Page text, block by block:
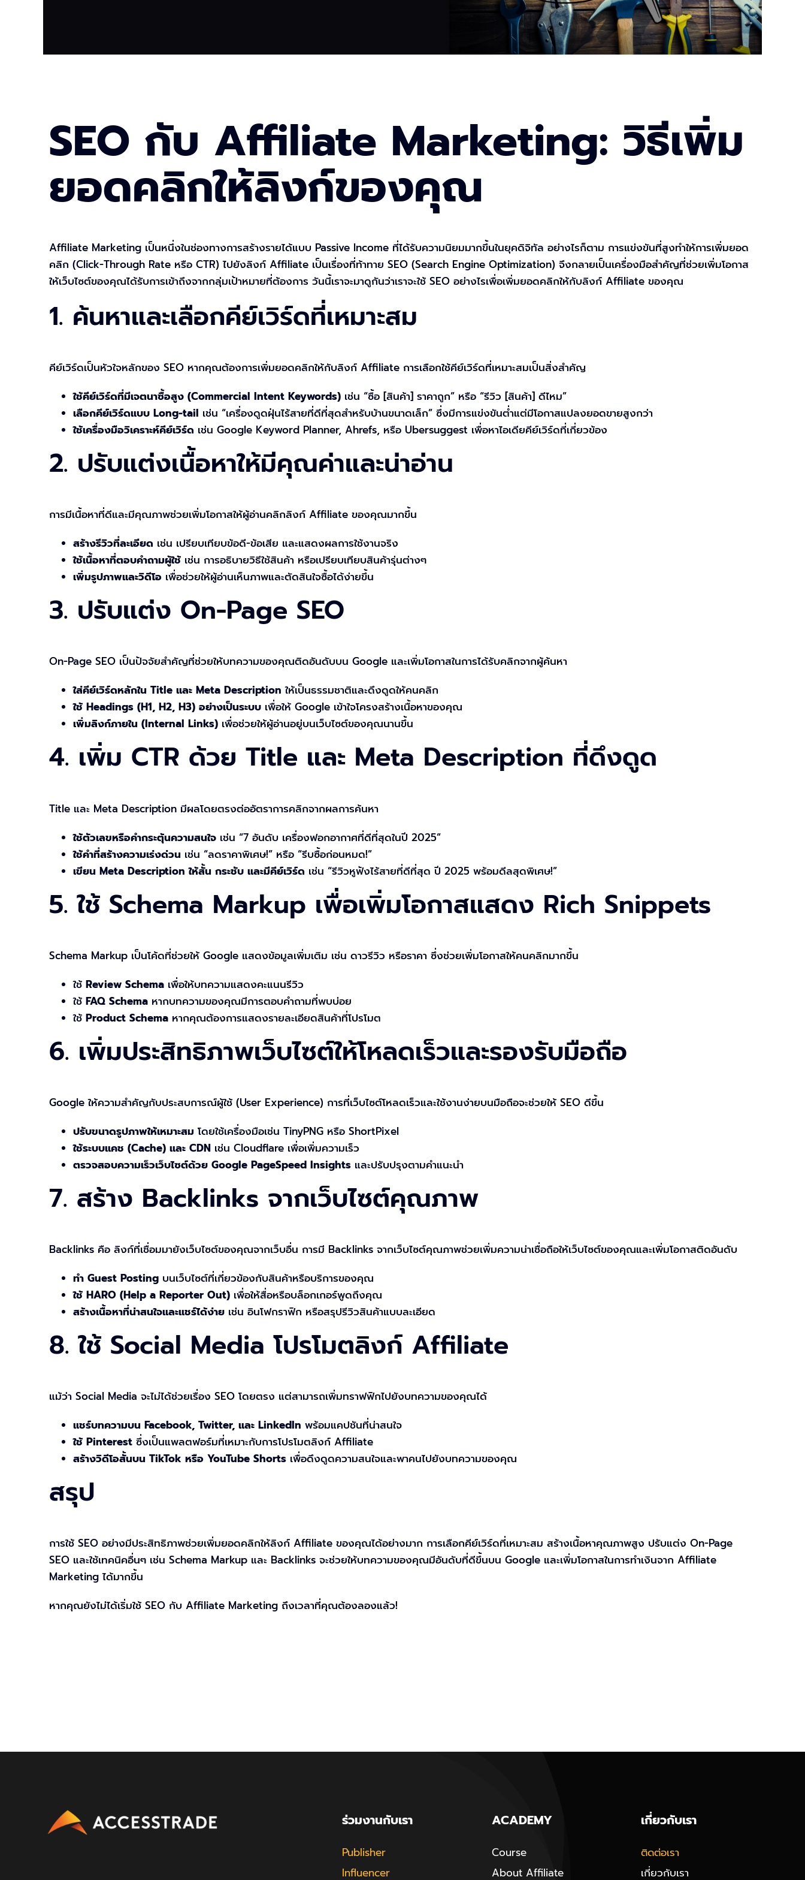
SEO กับ Affiliate Marketing: วิธีเพิ่ม
ยอดคลิกให้ลิงก์ของคุณ
Affiliate Marketing เป็นหนึ่งในช่องทางการสร้างรายได้แบบ Passive Income ที่ได้รับความนิยมมากขึ้นในยุคดิจิทัล อย่างไรก็ตาม การแข่งขันที่สูงทำให้การเพิ่มยอด
คลิก (Click-Through Rate หรือ CTR) ไปยังลิงก์ Affiliate เป็นเรื่องที่ท้าทาย SEO (Search Engine Optimization) จึงกลายเป็นเครื่องมือสำคัญที่ช่วยเพิ่มโอกาส
ให้เว็บไซต์ของคุณได้รับการเข้าถึงจากกลุ่มเป้าหมายที่ต้องการ วันนี้เราจะมาดูกันว่าเราจะใช้ SEO อย่างไรเพื่อเพิ่มยอดคลิกให้กับลิงก์ Affiliate ของคุณ
1. ค้นหาและเลือกคีย์เวิร์ดที่เหมาะสม
คีย์เวิร์ดเป็นหัวใจหลักของ SEO หากคุณต้องการเพิ่มยอดคลิกให้กับลิงก์ Affiliate การเลือกใช้คีย์เวิร์ดที่เหมาะสมเป็นสิ่งสำคัญ
ใช้คีย์เวิร์ดที่มีเจตนาซื้อสูง (Commercial Intent Keywords) เช่น “ซื้อ [สินค้า] ราคาถูก” หรือ “รีวิว [สินค้า] ดีไหม”
เลือกคีย์เวิร์ดแบบ Long-tail เช่น “เครื่องดูดฝุ่นไร้สายที่ดีที่สุดสำหรับบ้านขนาดเล็ก” ซึ่งมีการแข่งขันต่ำแต่มีโอกาสแปลงยอดขายสูงกว่า
ใช้เครื่องมือวิเคราะห์คีย์เวิร์ด เช่น Google Keyword Planner, Ahrefs, หรือ Ubersuggest เพื่อหาไอเดียคีย์เวิร์ดที่เกี่ยวข้อง
2. ปรับแต่งเนื้อหาให้มีคุณค่าและน่าอ่าน
การมีเนื้อหาที่ดีและมีคุณภาพช่วยเพิ่มโอกาสให้ผู้อ่านคลิกลิงก์ Affiliate ของคุณมากขึ้น
สร้างรีวิวที่ละเอียด เช่น เปรียบเทียบข้อดี-ข้อเสีย และแสดงผลการใช้งานจริง
ใช้เนื้อหาที่ตอบคำถามผู้ใช้ เช่น การอธิบายวิธีใช้สินค้า หรือเปรียบเทียบสินค้ารุ่นต่างๆ
เพิ่มรูปภาพและวิดีโอ เพื่อช่วยให้ผู้อ่านเห็นภาพและตัดสินใจซื้อได้ง่ายขึ้น
3. ปรับแต่ง On-Page SEO
On-Page SEO เป็นปัจจัยสำคัญที่ช่วยให้บทความของคุณติดอันดับบน Google และเพิ่มโอกาสในการได้รับคลิกจากผู้ค้นหา
ใส่คีย์เวิร์ดหลักใน Title และ Meta Description ให้เป็นธรรมชาติและดึงดูดให้คนคลิก
ใช้ Headings (H1, H2, H3) อย่างเป็นระบบ เพื่อให้ Google เข้าใจโครงสร้างเนื้อหาของคุณ
เพิ่มลิงก์ภายใน (Internal Links) เพื่อช่วยให้ผู้อ่านอยู่บนเว็บไซต์ของคุณนานขึ้น
4. เพิ่ม CTR ด้วย Title และ Meta Description ที่ดึงดูด
Title และ Meta Description มีผลโดยตรงต่ออัตราการคลิกจากผลการค้นหา
ใช้ตัวเลขหรือคำกระตุ้นความสนใจ เช่น “7 อันดับ เครื่องฟอกอากาศที่ดีที่สุดในปี 2025”
ใช้คำที่สร้างความเร่งด่วน เช่น “ลดราคาพิเศษ!” หรือ “รีบซื้อก่อนหมด!”
เขียน Meta Description ให้สั้น กระชับ และมีคีย์เวิร์ด เช่น “รีวิวหูฟังไร้สายที่ดีที่สุด ปี 2025 พร้อมดีลสุดพิเศษ!”
5. ใช้ Schema Markup เพื่อเพิ่มโอกาสแสดง Rich Snippets
Schema Markup เป็นโค้ดที่ช่วยให้ Google แสดงข้อมูลเพิ่มเติม เช่น ดาวรีวิว หรือราคา ซึ่งช่วยเพิ่มโอกาสให้คนคลิกมากขึ้น
ใช้ Review Schema เพื่อให้บทความแสดงคะแนนรีวิว
ใช้ FAQ Schema หากบทความของคุณมีการตอบคำถามที่พบบ่อย
ใช้ Product Schema หากคุณต้องการแสดงรายละเอียดสินค้าที่โปรโมต
6. เพิ่มประสิทธิภาพเว็บไซต์ให้โหลดเร็วและรองรับมือถือ
Google ให้ความสำคัญกับประสบการณ์ผู้ใช้ (User Experience) การที่เว็บไซต์โหลดเร็วและใช้งานง่ายบนมือถือจะช่วยให้ SEO ดีขึ้น
ปรับขนาดรูปภาพให้เหมาะสม โดยใช้เครื่องมือเช่น TinyPNG หรือ ShortPixel
ใช้ระบบแคช (Cache) และ CDN เช่น Cloudflare เพื่อเพิ่มความเร็ว
ตรวจสอบความเร็วเว็บไซต์ด้วย Google PageSpeed Insights และปรับปรุงตามคำแนะนำ
7. สร้าง Backlinks จากเว็บไซต์คุณภาพ
Backlinks คือ ลิงก์ที่เชื่อมมายังเว็บไซต์ของคุณจากเว็บอื่น การมี Backlinks จากเว็บไซต์คุณภาพช่วยเพิ่มความน่าเชื่อถือให้เว็บไซต์ของคุณและเพิ่มโอกาสติดอันดับ
ทำ Guest Posting บนเว็บไซต์ที่เกี่ยวข้องกับสินค้าหรือบริการของคุณ
ใช้ HARO (Help a Reporter Out) เพื่อให้สื่อหรือบล็อกเกอร์พูดถึงคุณ
สร้างเนื้อหาที่น่าสนใจและแชร์ได้ง่าย เช่น อินโฟกราฟิก หรือสรุปรีวิวสินค้าแบบละเอียด
8. ใช้ Social Media โปรโมตลิงก์ Affiliate
แม้ว่า Social Media จะไม่ได้ช่วยเรื่อง SEO โดยตรง แต่สามารถเพิ่มทราฟฟิกไปยังบทความของคุณได้
แชร์บทความบน Facebook, Twitter, และ LinkedIn พร้อมแคปชันที่น่าสนใจ
ใช้ Pinterest ซึ่งเป็นแพลตฟอร์มที่เหมาะกับการโปรโมตลิงก์ Affiliate
สร้างวิดีโอสั้นบน TikTok หรือ YouTube Shorts เพื่อดึงดูดความสนใจและพาคนไปยังบทความของคุณ
สรุป
การใช้ SEO อย่างมีประสิทธิภาพช่วยเพิ่มยอดคลิกให้ลิงก์ Affiliate ของคุณได้อย่างมาก การเลือกคีย์เวิร์ดที่เหมาะสม สร้างเนื้อหาคุณภาพสูง ปรับแต่ง On-Page
SEO และใช้เทคนิคอื่นๆ เช่น Schema Markup และ Backlinks จะช่วยให้บทความของคุณมีอันดับที่ดีขึ้นบน Google และเพิ่มโอกาสในการทำเงินจาก Affiliate
Marketing ได้มากขึ้น
หากคุณยังไม่ได้เริ่มใช้ SEO กับ Affiliate Marketing ถึงเวลาที่คุณต้องลองแล้ว!
ร่วมงานกับเรา
Publisher
Influencer
ACADEMY
Course
About Affiliate
เกี่ยวกับเรา
ติดต่อเรา
เกี่ยวกับเรา